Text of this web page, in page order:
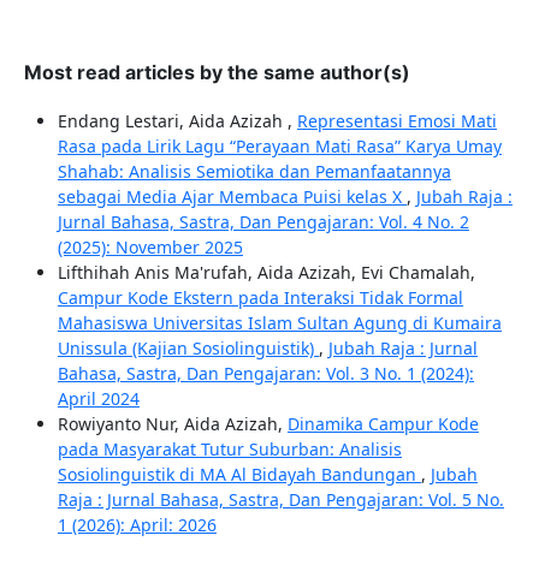
Most read articles by the same author(s)
Endang Lestari, Aida Azizah , Representasi Emosi Mati
Rasa pada Lirik Lagu “Perayaan Mati Rasa” Karya Umay
Shahab: Analisis Semiotika dan Pemanfaatannya
sebagai Media Ajar Membaca Puisi kelas X , Jubah Raja :
Jurnal Bahasa, Sastra, Dan Pengajaran: Vol. 4 No. 2
(2025): November 2025
Lifthihah Anis Ma'rufah, Aida Azizah, Evi Chamalah,
Campur Kode Ekstern pada Interaksi Tidak Formal
Mahasiswa Universitas Islam Sultan Agung di Kumaira
Unissula (Kajian Sosiolinguistik) , Jubah Raja : Jurnal
Bahasa, Sastra, Dan Pengajaran: Vol. 3 No. 1 (2024):
April 2024
Rowiyanto Nur, Aida Azizah, Dinamika Campur Kode
pada Masyarakat Tutur Suburban: Analisis
Sosiolinguistik di MA Al Bidayah Bandungan , Jubah
Raja : Jurnal Bahasa, Sastra, Dan Pengajaran: Vol. 5 No.
1 (2026): April: 2026